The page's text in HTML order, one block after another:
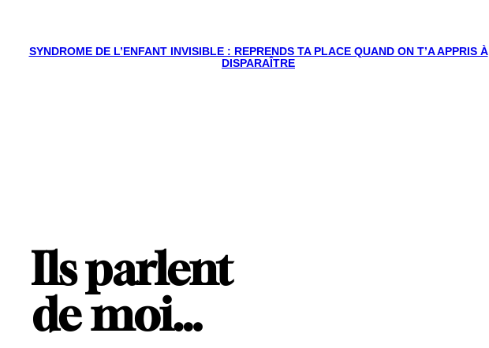
SYNDROME DE L’ENFANT INVISIBLE : REPRENDS TA PLACE QUAND ON T’A APPRIS À
DISPARAÎTRE
Ils parlent
de moi…